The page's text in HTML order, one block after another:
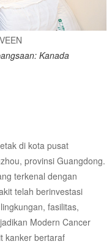
Kanada
di kota pusat
provinsi Guangdong.
terkenal dengan
telah berinvestasi
fasilitas,
Modern Cancer
kanker bertaraf